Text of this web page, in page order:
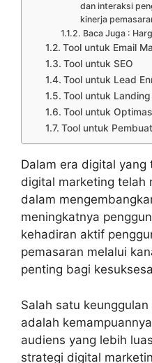
dan interaksi
kinerja
Baca Juga :
Tool untuk Email
Tool untuk SEO
Tool untuk Lead
Tool untuk
Tool untuk
Tool untuk
Dalam era digital yang
digital marketing telah
dalam
meningkatnya
kehadiran aktif
pemasaran melalui
penting bagi
Salah satu
adalah
audiens yang lebih
strategi digital